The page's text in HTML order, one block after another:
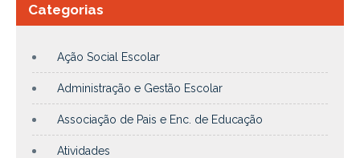
Categorias
Ação Social Escolar
Administração e Gestão Escolar
Associação de Pais e Enc. de Educação
Atividades